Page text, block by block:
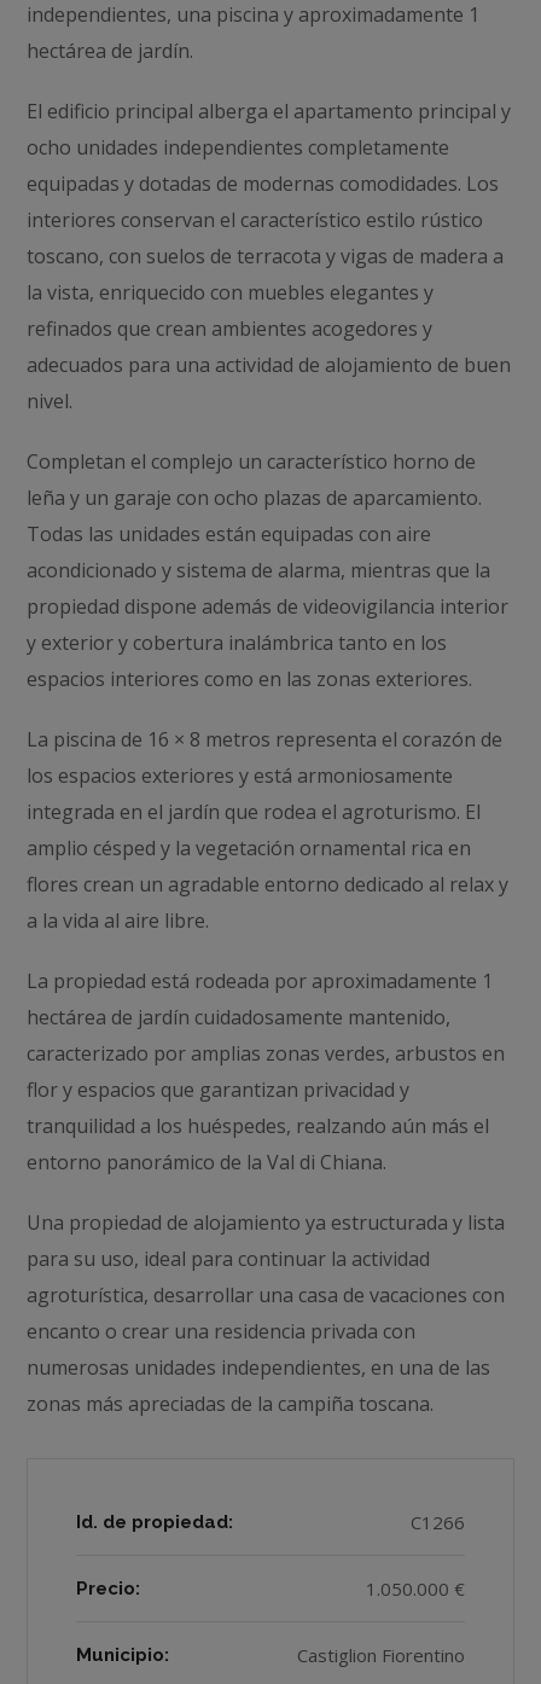
independientes, una piscina y aproximadamente 1
hectárea de jardín.
El edificio principal alberga el apartamento principal y
ocho unidades independientes completamente
equipadas y dotadas de modernas comodidades. Los
interiores conservan el característico estilo rústico
toscano, con suelos de terracota y vigas de madera a
la vista, enriquecido con muebles elegantes y
refinados que crean ambientes acogedores y
adecuados para una actividad de alojamiento de buen
nivel.
Completan el complejo un característico horno de
leña y un garaje con ocho plazas de aparcamiento.
Todas las unidades están equipadas con aire
acondicionado y sistema de alarma, mientras que la
propiedad dispone además de videovigilancia interior
y exterior y cobertura inalámbrica tanto en los
espacios interiores como en las zonas exteriores.
La piscina de 16 × 8 metros representa el corazón de
los espacios exteriores y está armoniosamente
integrada en el jardín que rodea el agroturismo. El
amplio césped y la vegetación ornamental rica en
flores crean un agradable entorno dedicado al relax y
a la vida al aire libre.
La propiedad está rodeada por aproximadamente 1
hectárea de jardín cuidadosamente mantenido,
caracterizado por amplias zonas verdes, arbustos en
flor y espacios que garantizan privacidad y
tranquilidad a los huéspedes, realzando aún más el
entorno panorámico de la Val di Chiana.
Una propiedad de alojamiento ya estructurada y lista
para su uso, ideal para continuar la actividad
agroturística, desarrollar una casa de vacaciones con
encanto o crear una residencia privada con
numerosas unidades independientes, en una de las
zonas más apreciadas de la campiña toscana.
Id. de propiedad: C1266
Precio: 1.050.000 €
Municipio: Castiglion Fiorentino